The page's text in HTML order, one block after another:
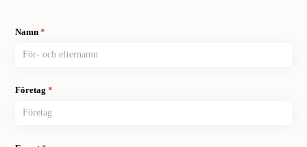
Kontakt
Namn*
Företag*